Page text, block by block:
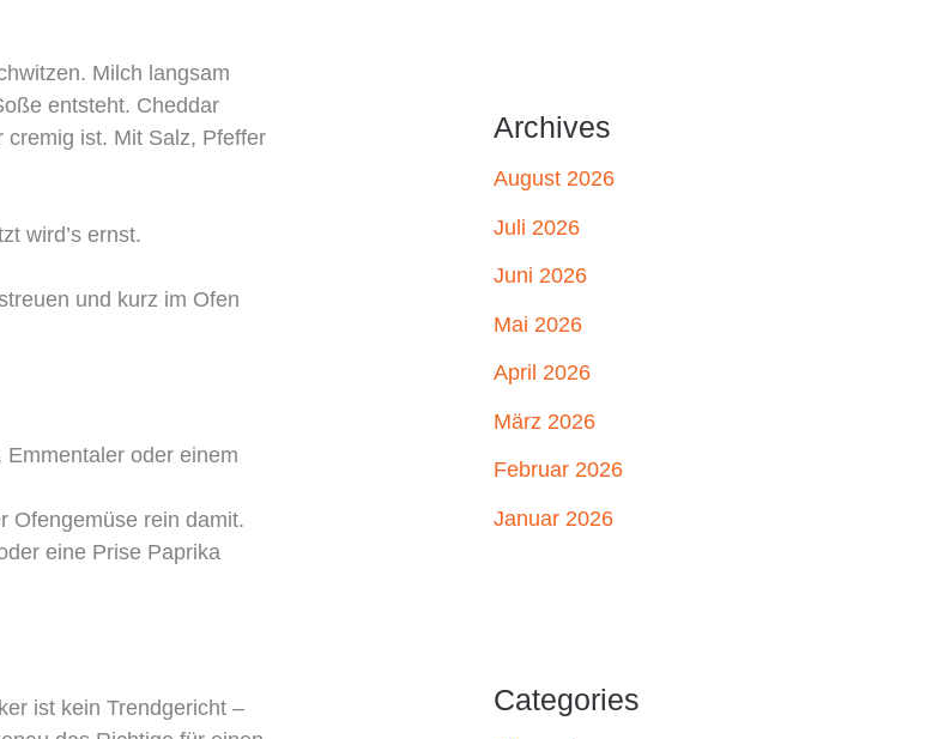
Milch langsam
entsteht. Cheddar
cremig ist. Mit Salz, Pfeffer
wird’s ernst.
und kurz im Ofen
oder einem
Ofengemüse rein damit.
eine Prise Paprika
ist kein Trendgericht –
Archives
August 2026
Juli 2026
Juni 2026
Mai 2026
April 2026
März 2026
Februar 2026
Januar 2026
Categories